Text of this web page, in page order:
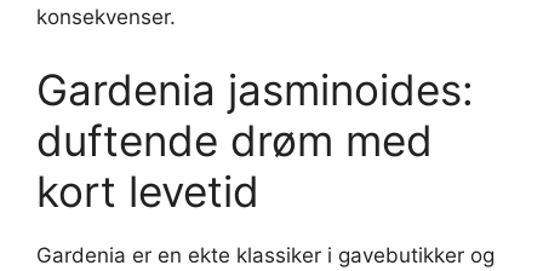
konsekvenser.
Gardenia jasminoides:
duftende drøm med
kort levetid
Gardenia er en ekte klassiker i gavebutikker og